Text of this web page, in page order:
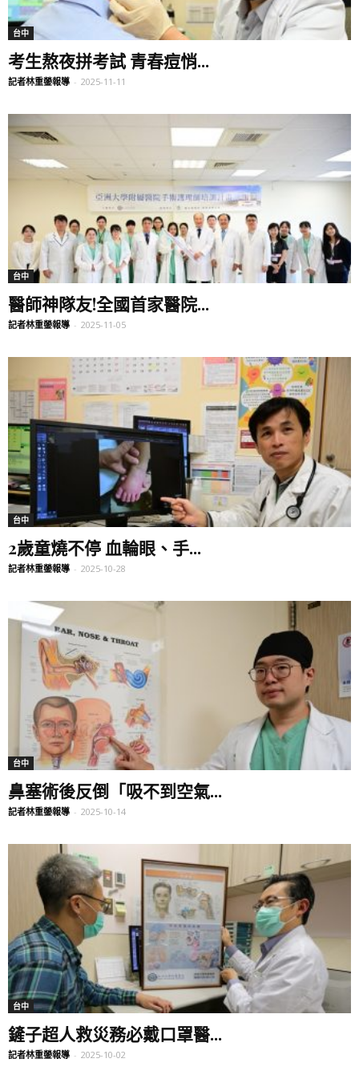
台中
考生熬夜拼考試 青春痘悄...
記者林重鎣報導 - 2025-11-11
台中
醫師神隊友!全國首家醫院...
記者林重鎣報導 - 2025-11-05
台中
2歲童燒不停 血輪眼、手...
記者林重鎣報導 - 2025-10-28
台中
鼻塞術後反倒「吸不到空氣...
記者林重鎣報導 - 2025-10-14
台中
鏟子超人救災務必戴口罩醫...
記者林重鎣報導 - 2025-10-02